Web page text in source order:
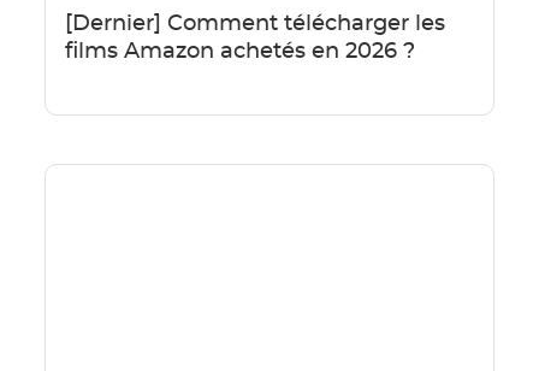
[Dernier] Comment télécharger les
films Amazon achetés en 2026 ?